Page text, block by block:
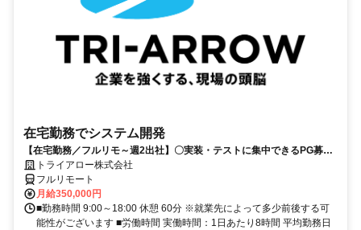
在宅勤務でシステム開発
【在宅勤務／フルリモ～週2出社】〇実装・テストに集中できるPG募集
〇業務用端末貸与あり
トライアロー株式会社
フルリモート
月給350,000円
■勤務時間 9:00～18:00 休憩 60分 ※就業先によって多少前後する可
能性がございます ■労働時間 実働時間：1日あたり8時間 平均勤務日